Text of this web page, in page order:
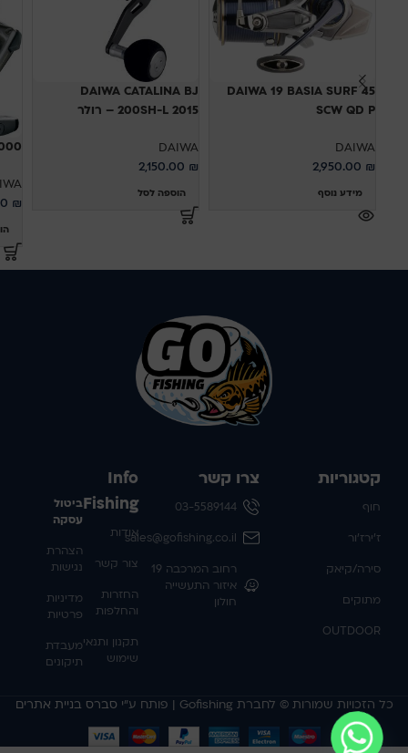
DAIWA 19 BASIA SURF 45
SCW QD P
DAIWA
2,950.00 ₪
מידע נוסף
DAIWA CATALINA BJ
200SH-L 2015 – רולר
DAIWA
2,150.00 ₪
הוספה לסל
₪
Info
Fishing
אודות
צור קשר
החזרות
והחלפות
תקנון ותנאי
שימוש
ביטול
עסקה
הצהרת
נגישות
מדיניות
פרטיות
מעבדת
תיקונים
קטגוריות
חוף
ז'ירז'ור
סירה/קיאק
מתוקים
OUTDOOR
צרו קשר
03-5589144
sales@gofishing.co.il
רחוב המרכבה 19
איזור התעשייה
חולון
כל הזכויות שמורות © לחברת Gofishing | פותח ע״י סברס בניית אתרים